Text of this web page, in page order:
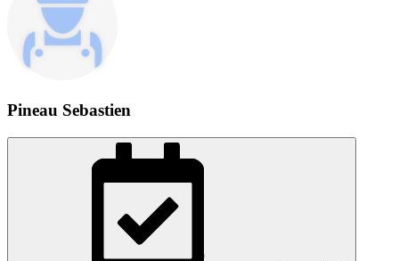
Pineau Sebastien